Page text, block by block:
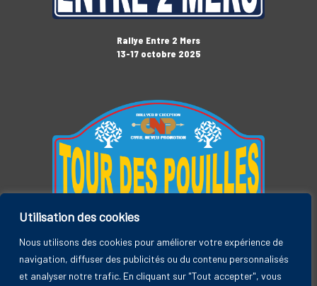
Utilisation des cookies
Nous utilisons des cookies pour améliorer votre expérience de
navigation, diffuser des publicités ou du contenu personnalisés
et analyser notre trafic. En cliquant sur "Tout accepter", vous
Rallye Entre 2 Mers
13-17 octobre 2025
Tour des Pouilles